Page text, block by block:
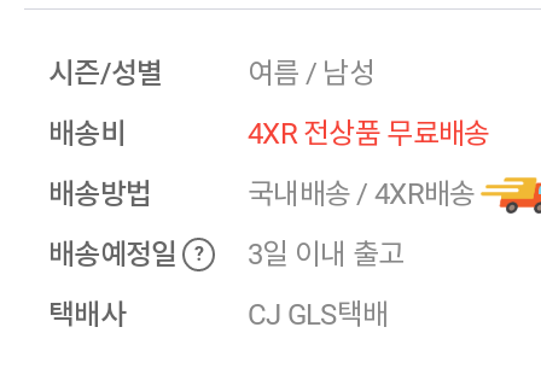
시즌/성별
여름 / 남성
배송비
4XR 전상품 무료배송
배송방법
국내배송 / 4XR배송
배송예정일
?
3일 이내 출고
택배사
CJ GLS택배